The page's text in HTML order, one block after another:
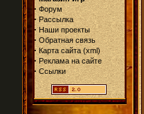
· Форум
· Рассылка
· Наши проекты
· Обратная связь
· Карта сайта(xml)
· Реклама на сайте
· Ссылки